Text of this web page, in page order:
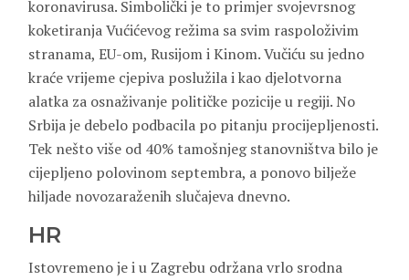
koronavirusa. Simbolički je to primjer svojevrsnog
koketiranja Vućićevog režima sa svim raspoloživim
stranama, EU-om, Rusijom i Kinom. Vučiću su jedno
kraće vrijeme cjepiva poslužila i kao djelotvorna
alatka za osnaživanje političke pozicije u regiji. No
Srbija je debelo podbacila po pitanju procijepljenosti.
Tek nešto više od 40% tamošnjeg stanovništva bilo je
cijepljeno polovinom septembra, a ponovo bilježe
hiljade novozaraženih slučajeva dnevno.
HR
Istovremeno je i u Zagrebu održana vrlo srodna